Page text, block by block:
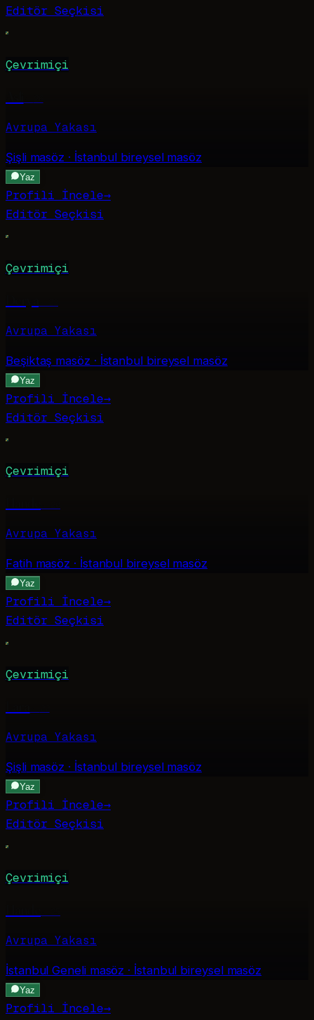
Editör Seçkisi
Çevrimiçi
Avrupa Yakası
Şişlimasöz · İstanbul bireysel masöz
Yaz
Profili İncele→
Editör Seçkisi
Çevrimiçi
Avrupa Yakası
Beşiktaş masöz · İstanbul bireysel masöz
Yaz
Profili İncele→
Editör Seçkisi
Çevrimiçi
Avrupa Yakası
Fatihmasöz · İstanbul bireysel masöz
Yaz
Profili İncele→
Editör Seçkisi
Çevrimiçi
Avrupa Yakası
Şişlimasöz · İstanbul bireysel masöz
Yaz
Profili İncele→
Editör Seçkisi
Çevrimiçi
Avrupa Yakası
İstanbul Genelimasöz · İstanbul bireysel masöz
Yaz
Profili İncele→